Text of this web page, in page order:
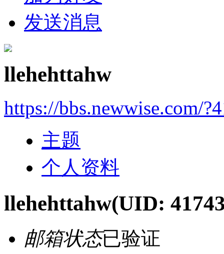
发送消息
llehehttahw
https://bbs.newwise.com/
主题
个人资料
llehehttahw(UID:
邮箱状态已验证